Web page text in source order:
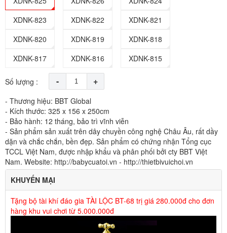
XDNK-823
XDNK-822
XDNK-821
XDNK-820
XDNK-819
XDNK-818
XDNK-817
XDNK-816 XDNK-815
Số lượng : - +
- Thương hiệu: BBT Global
- Kích thước: 325 x 156 x 250cm
- Bảo hành: 12 tháng, bảo trì vĩnh viễn
- Sản phẩm sản xuất trên dây chuyền công nghệ Châu Âu, rất dầy
dặn và chắc chắn, bền đẹp. Sản phẩm có chứng nhận Tổng cục
TCCL Việt Nam, được nhập khẩu và phân phối bởi cty BBT Việt
Nam. Website: http://babycuatoi.vn - http://thietbivuichoi.vn
KHUYẾN MẠI
Tặng bộ tài khí đáo gia TÀI LỘC BT-68 trị giá 280.000đ cho đơn
hàng khu vui chơi từ 5.000.000đ